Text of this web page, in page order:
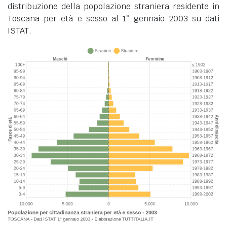
distribuzione della popolazione straniera residente in
Toscana per età e sesso al 1° gennaio 2003 su dati
ISTAT.